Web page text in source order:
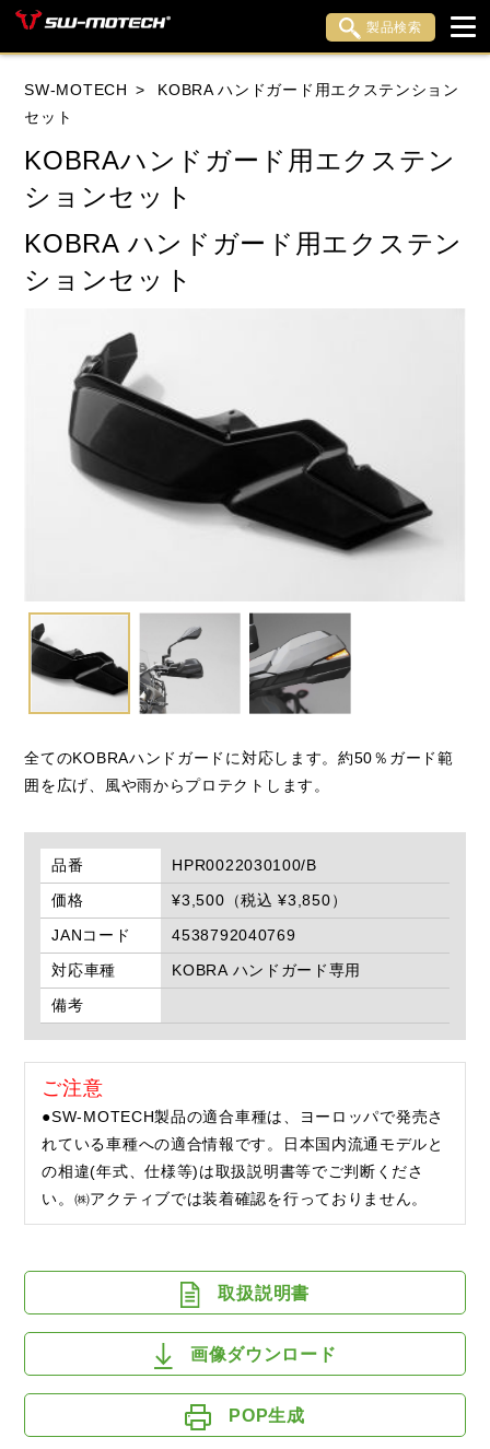
製品検索
HONDA YAMAHA
KAWASAKI APRILIA BENELLI BMW
DUCATI HARLEY DAVIDSON
HUSQVANA
MOTO GUZZI
MV AGUSTA ROYAL ENFIELD
TRIUMPH
SW-MOTECH
KOBRA ハンドガード用エクステンション
セット
KOBRAハンドガード用エクステン
ションセット
KOBRA ハンドガード用エクステン
ションセット
全てのKOBRAハンドガードに対応します。約50％ガード範
囲を広げ、風や雨からプロテクトします。
品番
HPR0022030100/B
価格
¥3,500（税込 ¥3,850）
JANコード
4538792040769
対応車種
KOBRA ハンドガード専用
備考
ご注意
●SW-MOTECH製品の適合車種は、ヨーロッパで発売さ
れている車種への適合情報です。日本国内流通モデルと
の相違(年式、仕様等)は取扱説明書等でご判断くださ
い。㈱アクティブでは装着確認を行っておりません。
取扱説明書
画像ダウンロード
POP生成